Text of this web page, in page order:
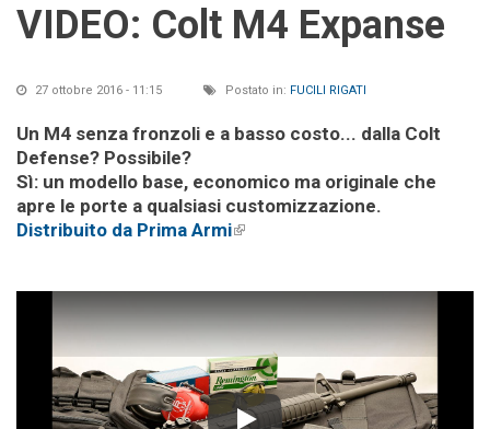
VIDEO: Colt M4 Expanse
27 ottobre 2016 - 11:15 Postato in: FUCILI RIGATI
Un M4 senza fronzoli e a basso costo... dalla Colt
Defense? Possibile?
Sì: un modello base, economico ma originale che
apre le porte a qualsiasi customizzazione.
Distribuito da Prima Armi(link is external)